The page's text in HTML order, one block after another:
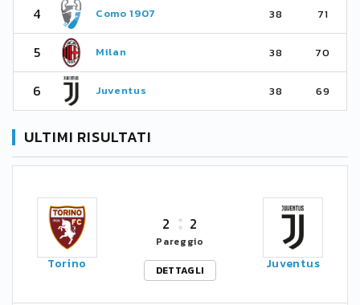
4 Como 1907 38 71
5 Milan 38 70
6 Juventus 38 69
ULTIMI RISULTATI
Torino
2 2
Pareggio
DETTAGLI
Juventus